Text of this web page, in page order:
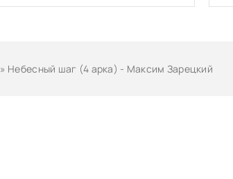
» Небесный шаг (4 арка) - Максим Зарецкий